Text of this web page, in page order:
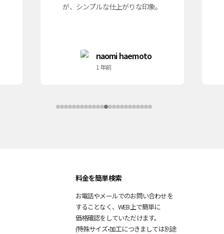
が、シンプルな仕上がりな印象。
naomi haemoto
1 年前
料金を簡単検索
お電話やメールでのお問い合わせを
することなく、 WEB上で簡単に
価格確認を していただけます。
(特殊サイズ•加工につきましては別途